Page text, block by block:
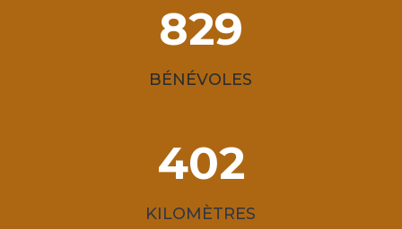
829
BÉNÉVOLES
402
KILOMÈTRES